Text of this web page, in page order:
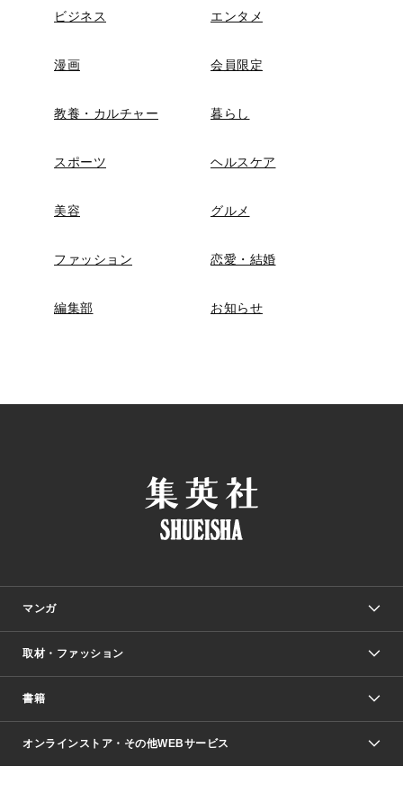
ビジネス エンタメ
漫画 会員限定
教養・カルチャー 暮らし
スポーツ ヘルスケア
美容 グルメ
ファッション 恋愛・結婚
編集部 お知らせ
マンガ
少年マンガ
Vジャンプ
週刊ヤングジャンプ
少女マンガ
取材・ファッション
Seventeen
芸能・情報・スポーツ
書籍
文芸・文庫・総合
オンラインストア・その他WEBサービス